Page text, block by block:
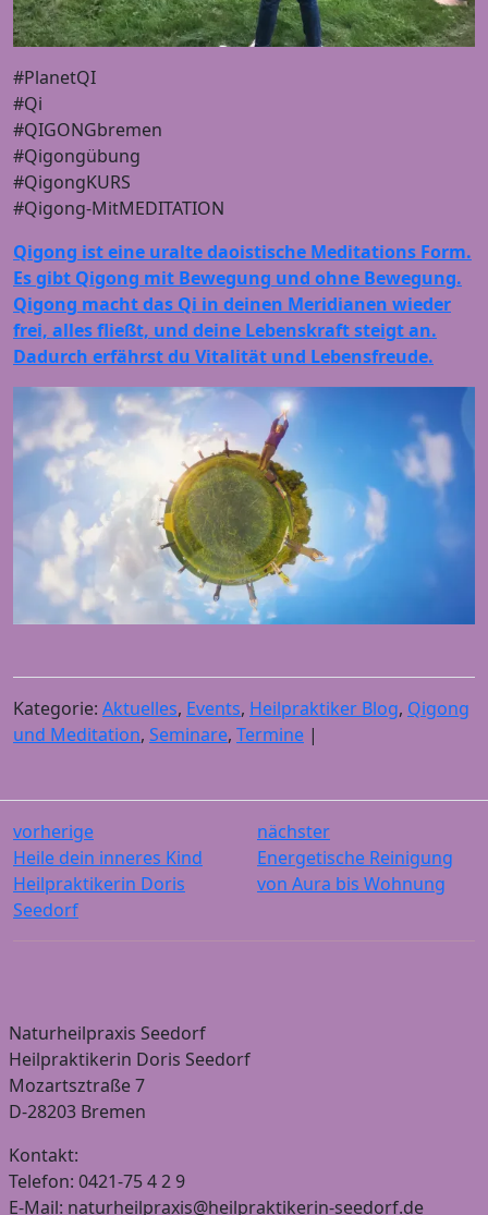
#PlanetQI
#Qi
#QIGONGbremen
#Qigongübung
#QigongKURS
#Qigong-MitMEDITATION
Qigong ist eine uralte daoistische Meditations Form.
Es gibt Qigong mit Bewegung und ohne Bewegung.
Qigong macht das Qi in deinen Meridianen wieder
frei, alles fließt, und deine Lebenskraft steigt an.
Dadurch erfährst du Vitalität und Lebensfreude.
Kategorie: Aktuelles, Events, Heilpraktiker Blog, Qigong
und Meditation, Seminare, Termine |
vorherige
Heile dein inneres Kind
Heilpraktikerin Doris
Seedorf
nächster
Energetische Reinigung
von Aura bis Wohnung
Naturheilpraxis Seedorf
Heilpraktikerin Doris Seedorf
Mozartsztraße 7
D-28203 Bremen
Kontakt:
Telefon: 0421-75 4 2 9
E-Mail: naturheilpraxis@heilpraktikerin-seedorf.de